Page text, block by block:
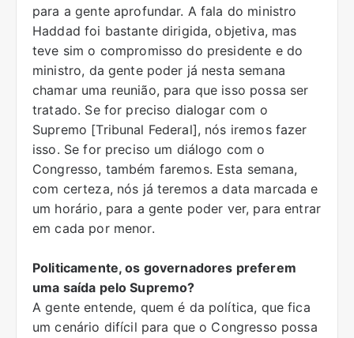
para a gente aprofundar. A fala do ministro
Haddad foi bastante dirigida, objetiva, mas
teve sim o compromisso do presidente e do
ministro, da gente poder já nesta semana
chamar uma reunião, para que isso possa ser
tratado. Se for preciso dialogar com o
Supremo [Tribunal Federal], nós iremos fazer
isso. Se for preciso um diálogo com o
Congresso, também faremos. Esta semana,
com certeza, nós já teremos a data marcada e
um horário, para a gente poder ver, para entrar
em cada por menor.
Politicamente, os governadores preferem
uma saída pelo Supremo?
A gente entende, quem é da política, que fica
um cenário difícil para que o Congresso possa